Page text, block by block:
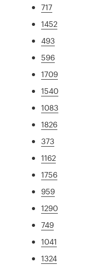
717
1452
493
596
1709
1540
1083
1826
373
1162
1756
959
1290
749
1041
1324